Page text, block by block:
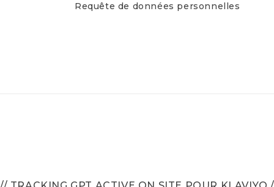
Requête de données personnelles